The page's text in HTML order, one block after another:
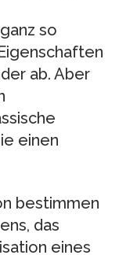
so
ab. Aber
einen
bestimmen
das
eines